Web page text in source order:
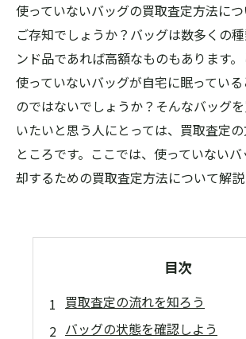
使っていないバッグの買取査定方法に
ご存知でしょうか？バッグは数多くの
ンド品であれば高額なものもあります
使っていないバッグが自宅に眠ってい
のではないでしょうか？そんなバッグ
いたいと思う人にとっては、買取査定
ところです。ここでは、使っていない
却するための買取査定方法について解説
目次
買取査定の流れを知ろう
バッグの状態を確認しよう